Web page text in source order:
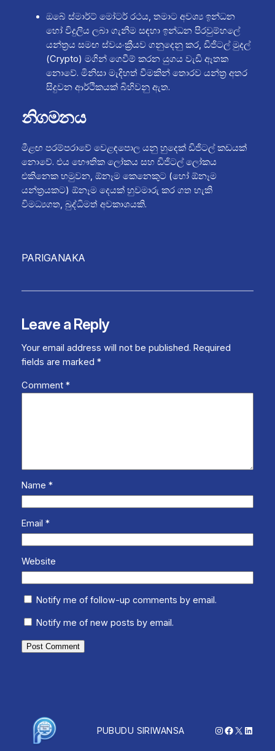
ඔබේ ස්මාර්ට් මෝටර් රථය, තමාට අවශ්‍ය ඉන්ධන
හෝ විදුලිය ලබා ගැනීම සඳහා ඉන්ධන පිරවුම්හලේ
යන්ත්‍රය සමඟ ස්වයංක්‍රීයව ගනුදෙනු කර, ඩිජිටල් මුදල්
(Crypto) මගින් ගෙවීම් කරන යුගය වැඩි ඈතක
නොවේ. මිනිසා මැදිහත් වීමකින් තොරව යන්ත්‍ර අතර
සිදුවන ආර්ථිකයක් බිහිවනු ඇත.
නිගමනය
මීළඟ පරම්පරාවේ වෙළඳපොල යනු හුදෙක් ඩිජිටල් කඩයක්
නොවේ. එය භෞතික ලෝකය සහ ඩිජිටල් ලෝකය
එකිනෙක හමුවන, ඕනෑම කෙනෙකුට (හෝ ඕනෑම
යන්ත්‍රයකට) ඕනෑම දෙයක් හුවමාරු කර ගත හැකි
විමධ්‍යගත, බුද්ධිමත් අවකාශයකි.
PARIGANAKA
Leave a Reply
Your email address will not be published. Required
fields are marked *
Comment *
Name *
Email *
Website
Notify me of follow-up comments by email.
Notify me of new posts by email.
PUBUDU SIRIWANSA Instagram
Facebook
X